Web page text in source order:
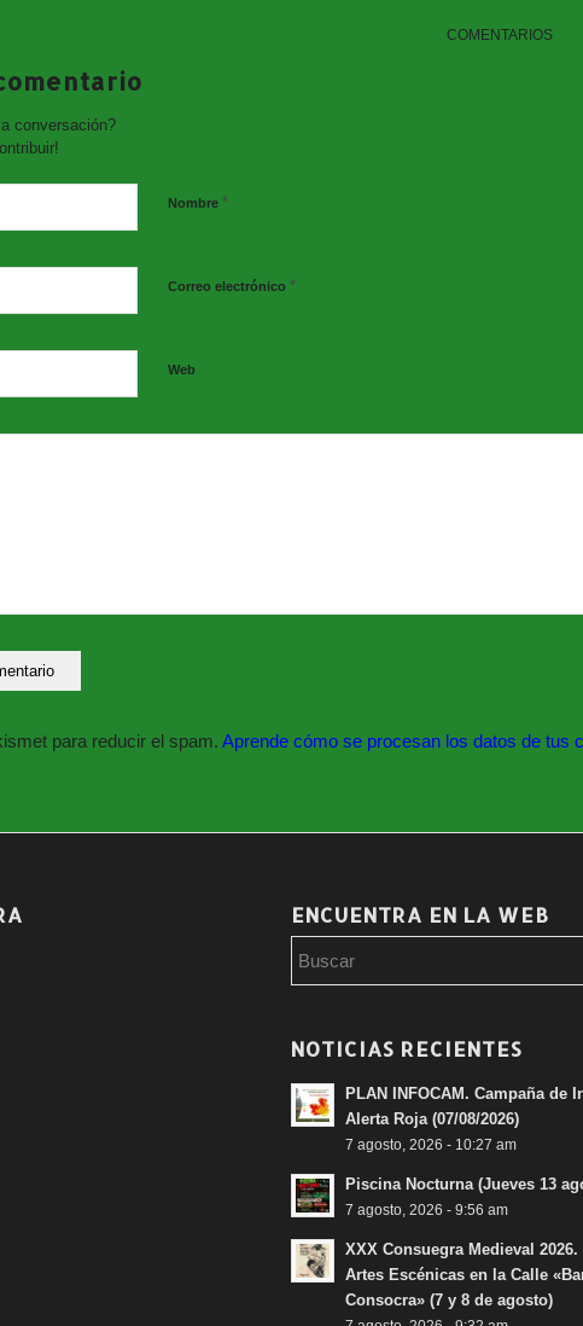
COMENTARIOS
conversación?
Nombre *
Correo electrónico *
Web
para reducir el spam. Aprende cómo se procesan los datos de tus
ENCUENTRA EN LA WEB
NOTICIAS RECIENTES
PLAN INFOCAM. Campaña de
Alerta Roja (07/08/2026)
7 agosto, 2026 - 10:27 am
Piscina Nocturna (Jueves 13
7 agosto, 2026 - 9:56 am
XXX Consuegra Medieval
Artes Escénicas en la Calle
Consocra» (7 y 8 de agosto)